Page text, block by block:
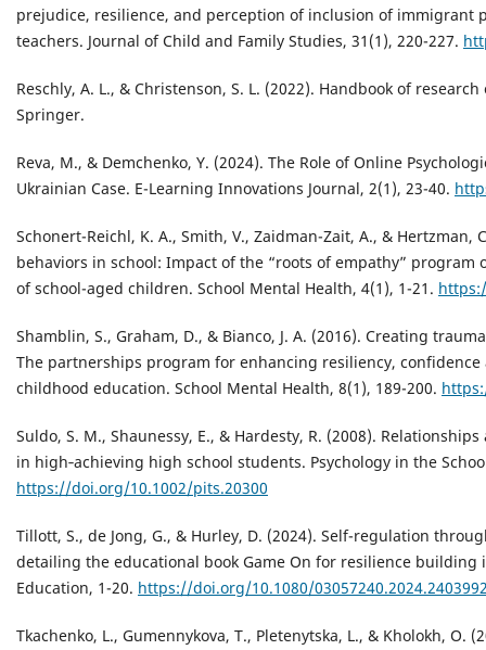
prejudice, resilience, and perception of inclusion of immigrant
teachers. Journal of Child and Family Studies, 31(1), 220-227.
Reschly, A. L., & Christenson, S. L. (2022). Handbook of
Springer.
Reva, M., & Demchenko, Y. (2024). The Role of Online
Ukrainian Case. E-Learning Innovations Journal, 2(1), 23-40.
Schonert-Reichl, K. A., Smith, V., Zaidman-Zait, A., & Hertzman,
behaviors in school: Impact of the “roots of empathy” program
of school-aged children. School Mental Health, 4(1), 1-21.
Shamblin, S., Graham, D., & Bianco, J. A. (2016). Creating
The partnerships program for enhancing resiliency,
childhood education. School Mental Health, 8(1), 189-200.
Suldo, S. M., Shaunessy, E., & Hardesty, R. (2008).
in high‐achieving high school students. Psychology in the
https://doi.org/10.1002/pits.20300
Tillott, S., de Jong, G., & Hurley, D. (2024). Self-regulation
detailing the educational book Game On for resilience building
Education, 1-20. https://doi.org/10.1080/
Tkachenko, L., Gumennykova, T., Pletenytska, L., & Kholokh,